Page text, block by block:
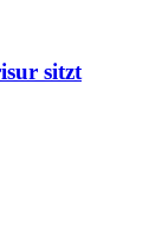
sitzt